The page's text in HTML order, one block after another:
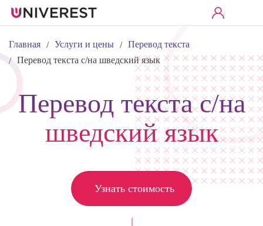
Главная / Услуги и цены / Перевод текста
/ Перевод текста с/на шведский язык
Перевод текста с/на
шведский язык
Узнать стоимость